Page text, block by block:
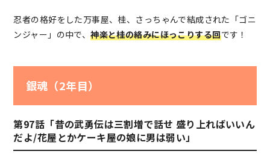
忍者の格好をした万事屋、桂、さっちゃんで結成された「ゴニ
ンジャー」の中で、神楽と桂の絡みにほっこりする回です！
銀魂（2年目）
第97話「昔の武勇伝は三割増で話せ 盛り上ればいいん
だよ/花屋とかケーキ屋の娘に男は弱い」